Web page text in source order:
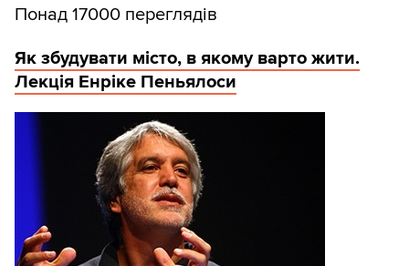
Понад 17000 переглядів
Як збудувати місто, в якому варто жити.
Лекція Енріке Пеньялоси